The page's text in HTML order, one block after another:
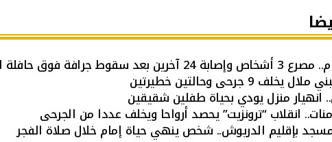
جرافة فوق حافلة للمسافرين
9 جرحى وحالتين خطيرتين
انهيار منزل يودي بحياة طفلين شقيقين
انقلاب “ترونزيت” يحصد أرواحا ويخلف عددا من الجرحى
بإقليم الدريوش.. شخص ينهي حياة إمام خلال صلاة الفجر